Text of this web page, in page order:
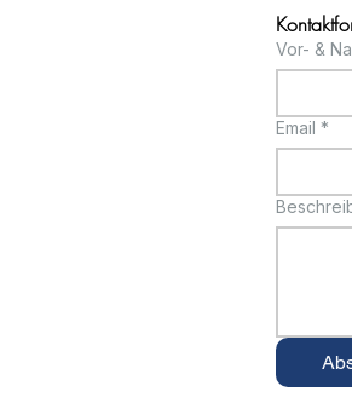
Vor- &
Email *